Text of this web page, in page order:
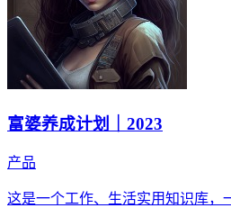
富婆养成计划｜2023
产品
这是一个工作、生活实用知识库，